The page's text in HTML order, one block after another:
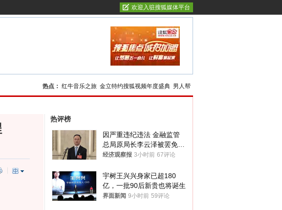
欢迎入驻搜狐媒体平台
热点： 红牛音乐之旅 金立特约搜狐视频年度盛典 男人帮
热评榜
因严重违纪违法 金融监管
总局原局长李云泽被罢免全
国人大代表
经济观察报 3小时前 67评论
宇树王兴兴身家已超180
亿，一批90后新贵也将诞生
界面新闻 9小时前 59评论